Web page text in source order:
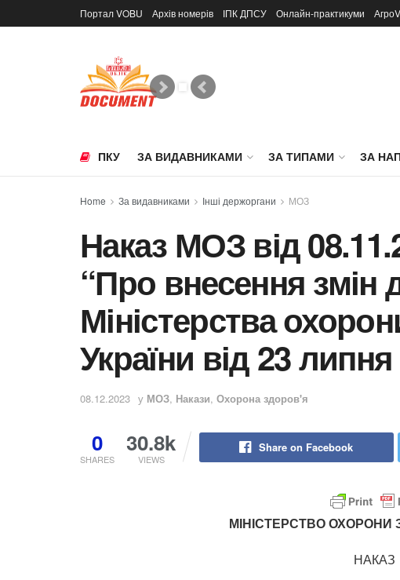
Портал VOBU Архів номерів ІПК ДПСУ Онлайн-практикуми
ПКУ ЗА ВИДАВНИКАМИ ЗА ТИПАМИ ЗА
Home За видавниками Інші держоргани МОЗ
Наказ МОЗ від
“Про внесення змін
Міністерства
України від 23
08.12.2023 у МОЗ, Накази, Охорона здоров'я
0
SHARES
30.8k
VIEWS
Share on Facebook
МІНІСТЕРСТВО ОХОРОНИ
НАКАЗ